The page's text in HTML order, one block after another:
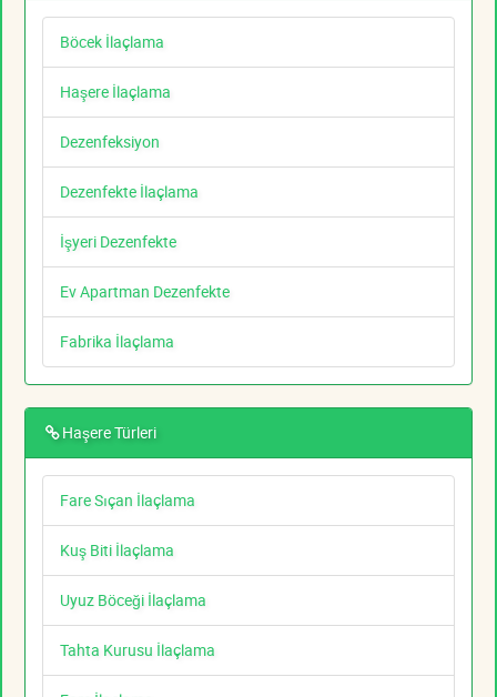
Böcek İlaçlama
Haşere İlaçlama
Dezenfeksiyon
Dezenfekte İlaçlama
İşyeri Dezenfekte
Ev Apartman Dezenfekte
Fabrika İlaçlama
Haşere Türleri
Fare Sıçan İlaçlama
Kuş Biti İlaçlama
Uyuz Böceği İlaçlama
Tahta Kurusu İlaçlama